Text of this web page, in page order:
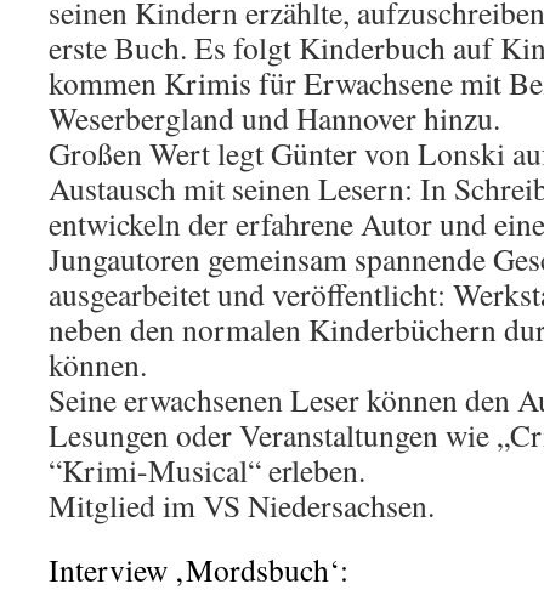
seinen Kindern erzählte,
erste Buch. Es folgt Kinderbuch auf
kommen Krimis für Erwachsene mit
Weserbergland und Hannover hinzu.
Großen Wert legt Günter von Lonski
Austausch mit seinen Lesern: In
entwickeln der erfahrene Autor und
Jungautoren gemeinsam spannende
ausgearbeitet und veröffentlicht:
neben den normalen Kinderbüchern
können.
Seine erwachsenen Leser können den
Lesungen oder Veranstaltungen wie
“Krimi-Musical“ erleben.
Mitglied im VS Niedersachsen.
Interview ‚Mordsbuch‘: